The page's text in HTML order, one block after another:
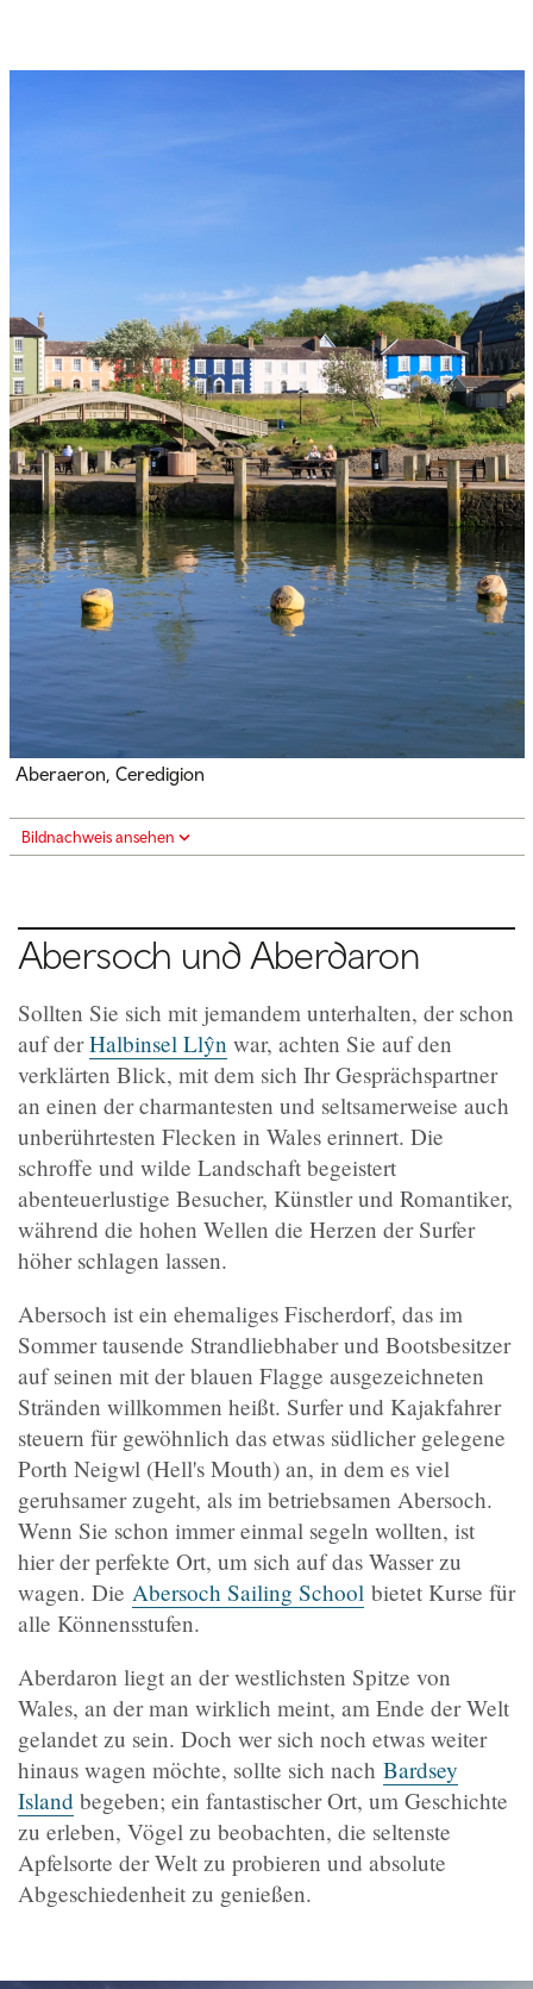
Aberaeron, Ceredigion
Bildnachweis ansehen
Abersoch und Aberdaron
Sollten Sie sich mit jemandem unterhalten, der schon
auf derHalbinsel Llŷn war, achten Sie auf den
verklärten Blick, mit dem sich Ihr Gesprächspartner
an einen der charmantesten und seltsamerweise auch
unberührtesten Flecken in Wales erinnert. Die
schroffe und wilde Landschaft begeistert
abenteuerlustige Besucher, Künstler und Romantiker,
während die hohen Wellen die Herzen der Surfer
höher schlagen lassen.
Abersoch ist ein ehemaliges Fischerdorf, das im
Sommer tausende Strandliebhaber und Bootsbesitzer
auf seinen mit der blauen Flagge ausgezeichneten
Stränden willkommen heißt. Surfer und Kajakfahrer
steuern für gewöhnlich das etwas südlicher gelegene
Porth Neigwl (Hell's Mouth) an, in dem es viel
geruhsamer zugeht, als im betriebsamen Abersoch.
Wenn Sie schon immer einmal segeln wollten, ist
hier der perfekte Ort, um sich auf das Wasser zu
wagen. Die Abersoch Sailing School bietet Kurse für
alle Könnensstufen.
Aberdaron liegt an der westlichsten Spitze von
Wales, an der man wirklich meint, am Ende der Welt
gelandet zu sein. Doch wer sich noch etwas weiter
hinaus wagen möchte, sollte sich nach Bardsey
Island begeben; ein fantastischer Ort, um Geschichte
zu erleben, Vögel zu beobachten, die seltenste
Apfelsorte der Welt zu probieren und absolute
Abgeschiedenheit zu genießen.